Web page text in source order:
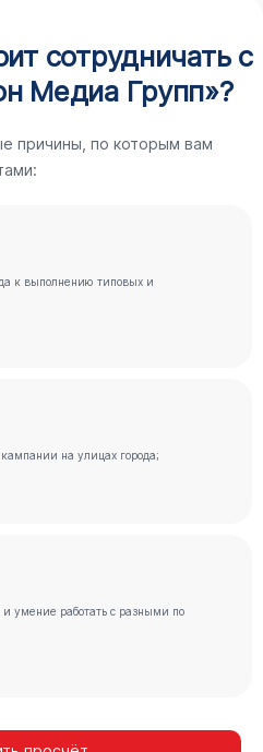
сотрудничать с
Медиа Групп»?
причины, по которым вам
к выполнению типовых и
на улицах города;
умение работать с разными по